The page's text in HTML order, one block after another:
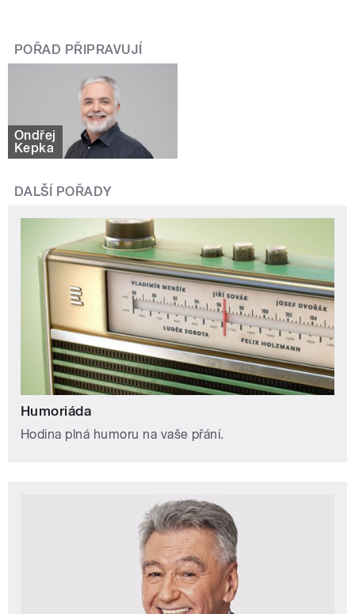
POŘAD PŘIPRAVUJÍ
Ondřej
Kepka
DALŠÍ POŘADY
Humoriáda
Hodina plná humoru na vaše přání.